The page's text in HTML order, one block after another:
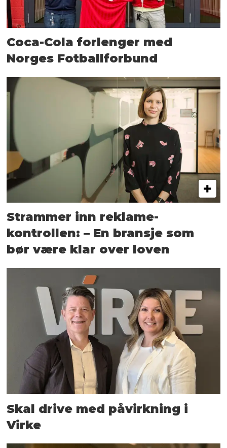
Coca-Cola forlenger med
Norges Fotballforbund
Strammer inn reklame-
kontrollen: – En bransje som
bør være klar over loven
Skal drive med påvirkning i
Virke